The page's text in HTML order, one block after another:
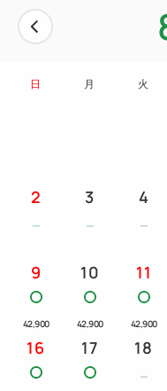
※複数組同時に開催
お時間に間に合わな
用料・レンタル料金
※6名様以上のご利用
【レンタル品内容】
日 月 火
2 3 4
9
42,900
10
42,900
11
42,900
16 17 18